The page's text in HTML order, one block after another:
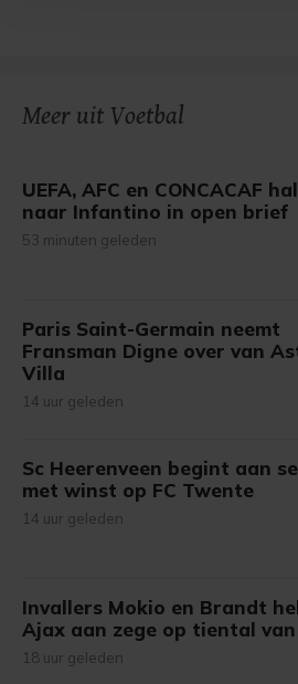
Meer uit Voetbal
UEFA, AFC en CONCACAF
naar Infantino in open brief
53 minuten geleden
Paris Saint-Germain neemt
Fransman Digne over van
Villa
14 uur geleden
Sc Heerenveen begint aan
met winst op FC Twente
14 uur geleden
Invallers Mokio en Brandt
Ajax aan zege op tiental van
18 uur geleden